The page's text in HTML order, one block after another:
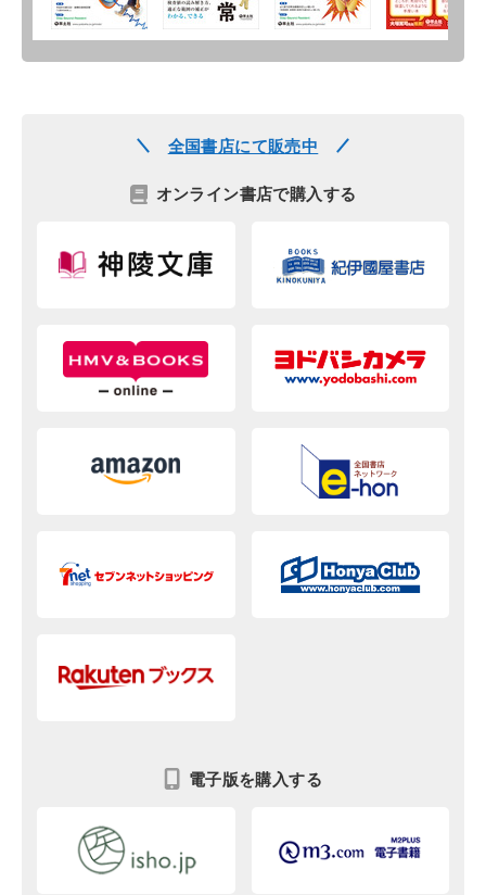
全国書店にて販売中
オンライン書店で購入する
電子版を購入する